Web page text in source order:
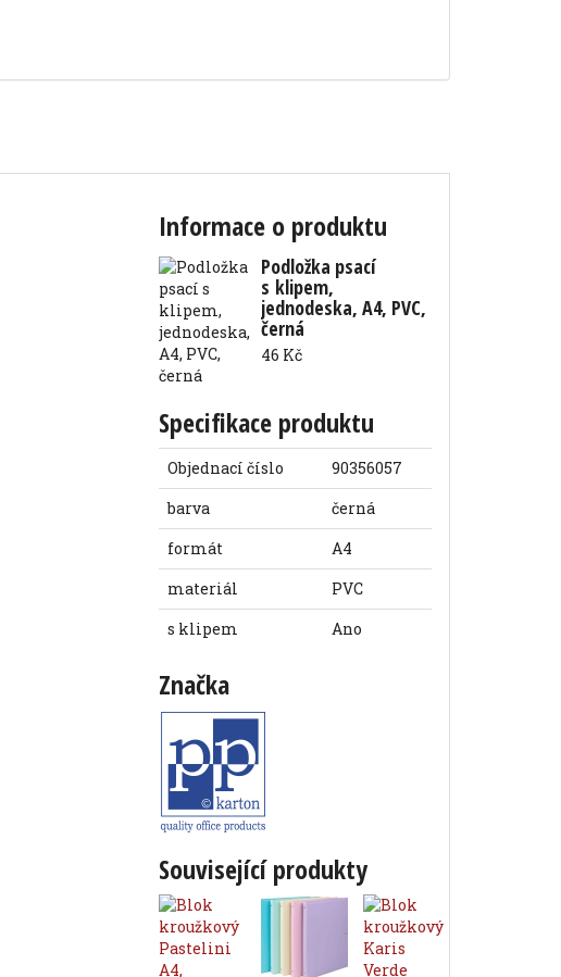
Informace o produktu
Podložka psací
s klipem,
jednodeska, A4, PVC,
černá
46 Kč
Specifikace produktu
Objednací číslo
90356057
barva
černá
formát
A4
materiál
PVC
s klipem
Ano
Značka
Související produkty